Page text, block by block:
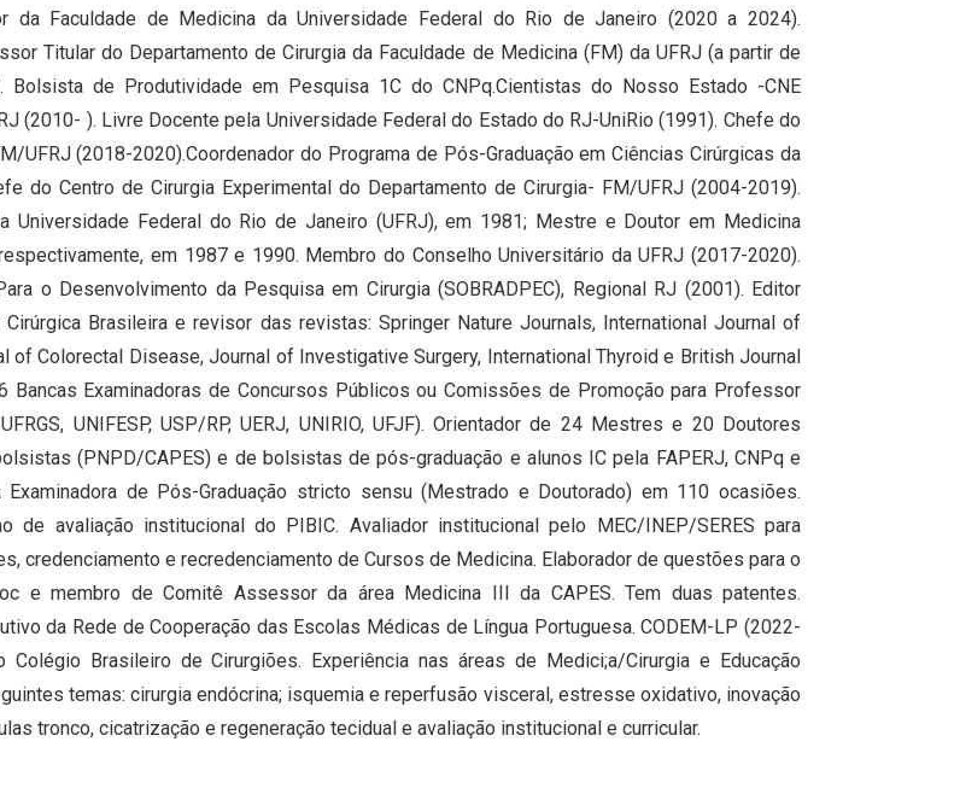
da Faculdade de Medicina da Universidade Federal do Rio de Janeiro (2020 a 2024).
Titular do Departamento de Cirurgia da Faculdade de Medicina (FM) da UFRJ (a partir de
Bolsista de Produtividade em Pesquisa 1C do CNPq.Cientistas do Nosso Estado -CNE
(2010- ). Livre Docente pela Universidade Federal do Estado do RJ-UniRio (1991). Chefe do
UFRJ (2018-2020).Coordenador do Programa de Pós-Graduação em Ciências Cirúrgicas da
do Centro de Cirurgia Experimental do Departamento de Cirurgia- FM/UFRJ (2004-2019).
Universidade Federal do Rio de Janeiro (UFRJ), em 1981; Mestre e Doutor em Medicina
em 1987 e 1990. Membro do Conselho Universitário da UFRJ (2017-2020).
o Desenvolvimento da Pesquisa em Cirurgia (SOBRADPEC), Regional RJ (2001). Editor
Brasileira e revisor das revistas: Springer Nature Journals, International Journal of
of Colorectal Disease, Journal of Investigative Surgery, International Thyroid e British Journal
Bancas Examinadoras de Concursos Públicos ou Comissões de Promoção para Professor
UNIFESP, USP/RP, UERJ, UNIRIO, UFJF). Orientador de 24 Mestres e 20 Doutores
(PNPD/CAPES) e de bolsistas de pós-graduação e alunos IC pela FAPERJ, CNPq e
Examinadora de Pós-Graduação stricto sensu (Mestrado e Doutorado) em 110 ocasiões.
de avaliação institucional do PIBIC. Avaliador institucional pelo MEC/INEP/SERES para
credenciamento e recredenciamento de Cursos de Medicina. Elaborador de questões para o
e membro de Comitê Assessor da área Medicina III da CAPES. Tem duas patentes.
da Rede de Cooperação das Escolas Médicas de Língua Portuguesa. CODEM-LP (2022-
Colégio Brasileiro de Cirurgiões. Experiência nas áreas de Medici;a/Cirurgia e Educação
temas: cirurgia endócrina; isquemia e reperfusão visceral, estresse oxidativo, inovação
tronco, cicatrização e regeneração tecidual e avaliação institucional e curricular.